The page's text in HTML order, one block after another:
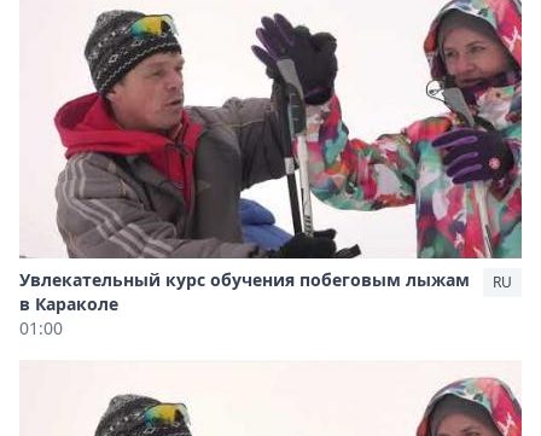
Увлекательный курс обучения побеговым лыжам
в Караколе
01:00
RU